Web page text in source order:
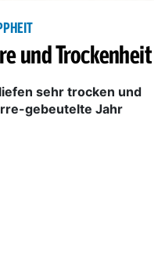
und Trockenheit
sehr trocken und
gebeutelte Jahr